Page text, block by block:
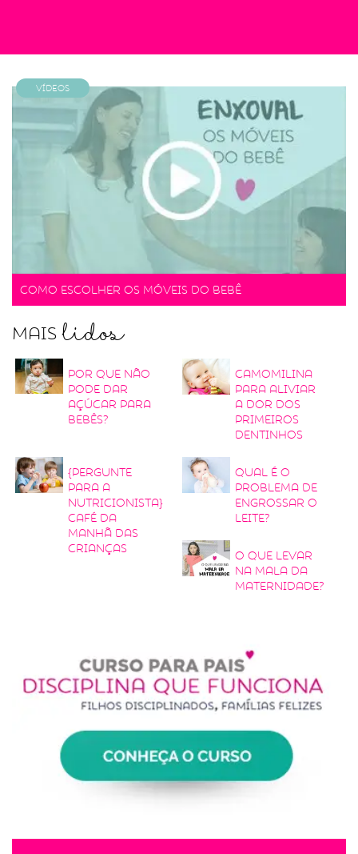
Vídeos
Como escolher os móveis do bebê
Maislidos
Por que não
pode dar
açúcar para
bebês?
Camomilina
para aliviar
a dor dos
primeiros
dentinhos
{Pergunte
para a
nutricionista}
Café da
manhã das
crianças
Qual é o
problema de
engrossar o
leite?
O que levar
na mala da
maternidade?